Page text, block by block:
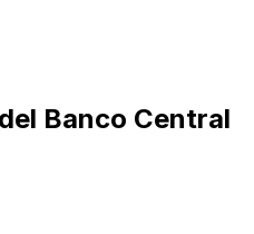
Banco Central